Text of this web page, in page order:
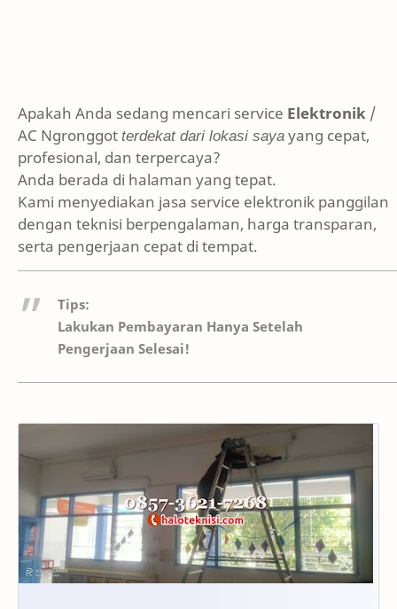
Apakah Anda sedang mencari service Elektronik /
AC Ngronggotterdekat dari lokasi sayayang cepat,
profesional, dan terpercaya?
Anda berada di halaman yang tepat.
Kami menyediakan jasa service elektronik panggilan
dengan teknisi berpengalaman, harga transparan,
serta pengerjaan cepat di tempat.
Tips:
Lakukan Pembayaran Hanya Setelah
Pengerjaan Selesai!